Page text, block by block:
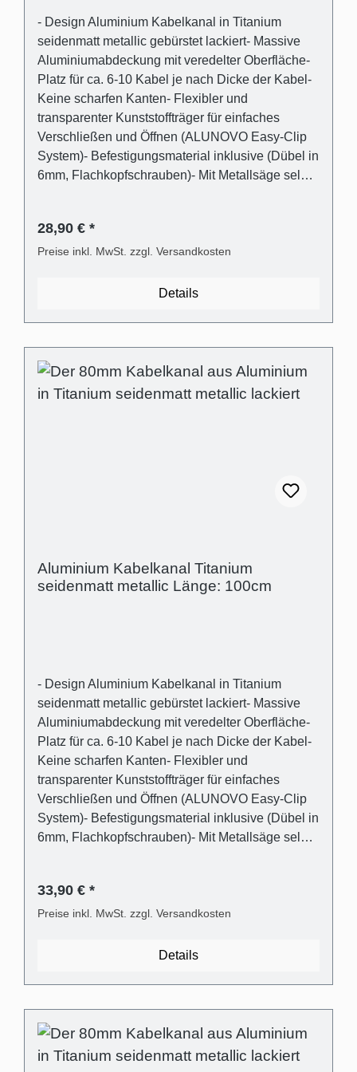
- Design Aluminium Kabelkanal in Titanium
seidenmatt metallic gebürstet lackiert- Massive
Aluminiumabdeckung mit veredelter Oberfläche-
Platz für ca. 6-10 Kabel je nach Dicke der Kabel-
Keine scharfen Kanten- Flexibler und
transparenter Kunststoffträger für einfaches
Verschließen und Öffnen (ALUNOVO Easy-Clip
System)- Befestigungsmaterial inklusive (Dübel in
6mm, Flachkopfschrauben)- Mit Metallsäge selbst
Titanium seidenmatt metallic gebürstet lackiert
aus Aluminium- 1 Stk. Kabelkanalträger aus
gängigsten Wandarten- Kreuzschlitz
Aluminium- Träger Kunststoff transparent und
flexibel- Außenmaß: (B):80mm (H)21mm-
Innenmaß (Kabelschacht): 28mm x 18mm-
28,90 € *
Preise inkl. MwSt. zzgl. Versandkosten
Details
Aluminium Kabelkanal Titanium
seidenmatt metallic Länge: 100cm
- Design Aluminium Kabelkanal in Titanium
seidenmatt metallic gebürstet lackiert- Massive
Aluminiumabdeckung mit veredelter Oberfläche-
Platz für ca. 6-10 Kabel je nach Dicke der Kabel-
Keine scharfen Kanten- Flexibler und
transparenter Kunststoffträger für einfaches
Verschließen und Öffnen (ALUNOVO Easy-Clip
System)- Befestigungsmaterial inklusive (Dübel in
6mm, Flachkopfschrauben)- Mit Metallsäge selbst
Titanium seidenmatt metallic gebürstet lackiert
aus Aluminium- 1 Stk. Kabelkanalträger aus
gängigsten Wandarten- Kreuzschlitz
Aluminium- Träger Kunststoff transparent und
flexibel- Außenmaß: (B):80mm (H)21mm-
Innenmaß (Kabelschacht): 28mm x 18mm-
33,90 € *
Preise inkl. MwSt. zzgl. Versandkosten
Details